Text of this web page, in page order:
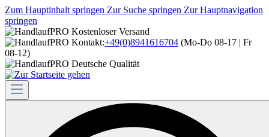
Zum Hauptinhalt springen Zur Suche springen Zur Hauptnavigation
springen
Kostenloser Versand
Kontakt:+49(0)8941616704 (Mo-Do 08-17 | Fr
08-12)
Deutsche Qualität